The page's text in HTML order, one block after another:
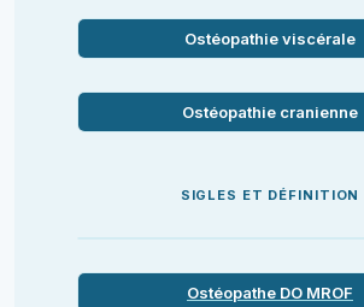
Ostéopathie viscérale
Ostéopathie cranienne
SIGLES ET DÉFINITION
Ostéopathe DO MROF